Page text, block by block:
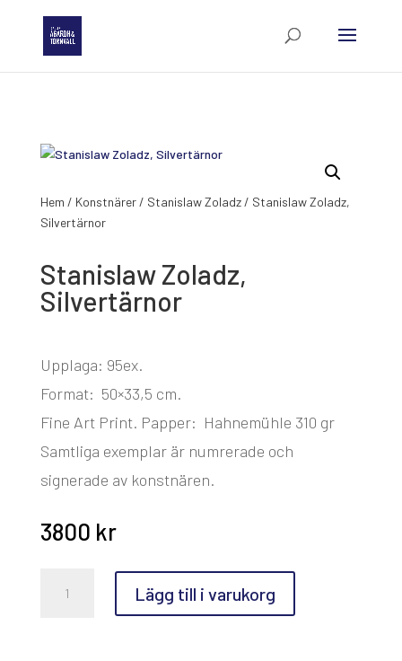
Hem / Konstnärer/ Stanislaw Zoladz/ Stanislaw Zoladz,
Silvertärnor
Stanislaw Zoladz,
Silvertärnor
Upplaga: 95ex.
Format: 50×33,5 cm.
Fine Art Print. Papper: Hahnemühle 310 gr
Samtliga exemplar är numrerade och
signerade av konstnären.
3800 kr
Zoladz,
Silvertärnor
Lägg till i varukorg